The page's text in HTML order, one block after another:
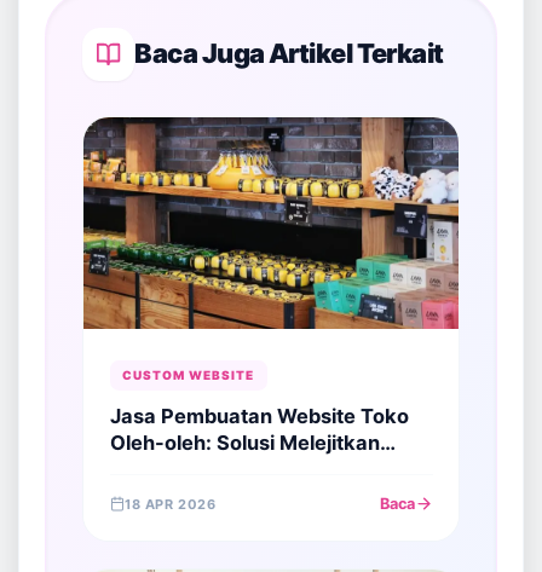
Baca Juga Artikel Terkait
CUSTOM WEBSITE
Jasa Pembuatan Website Toko
Oleh-oleh: Solusi Melejitkan
18 APR 2026 Baca